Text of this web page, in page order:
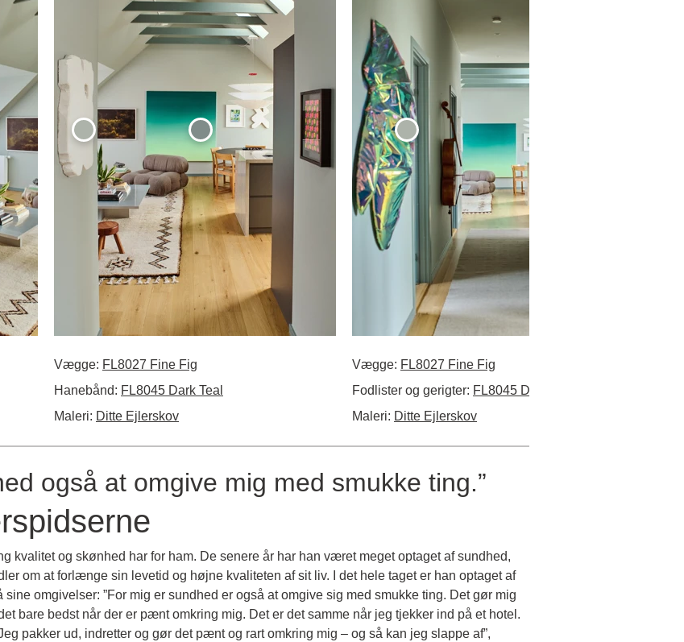
Vægge: FL8027 Fine Fig
Hanebånd: FL8045 Dark Teal
Maleri: Ditte Ejlerskov
Vægge: FL8027 Fine Fig
Fodlister og gerigter: FL8045 Dark Teal
Maleri: Ditte Ejlerskov
også at omgive mig med smukke ting.”
kvalitet og skønhed har for ham. De senere år har han været meget optaget af sundhed,
om at forlænge sin levetid og højne kvaliteten af sit liv. I det hele taget er han optaget af
omgivelser: ”For mig er sundhed er også at omgive sig med smukke ting. Det gør mig
bare bedst når der er pænt omkring mig. Det er det samme når jeg tjekker ind på et hotel.
pakker ud, indretter og gør det pænt og rart omkring mig – og så kan jeg slappe af”,